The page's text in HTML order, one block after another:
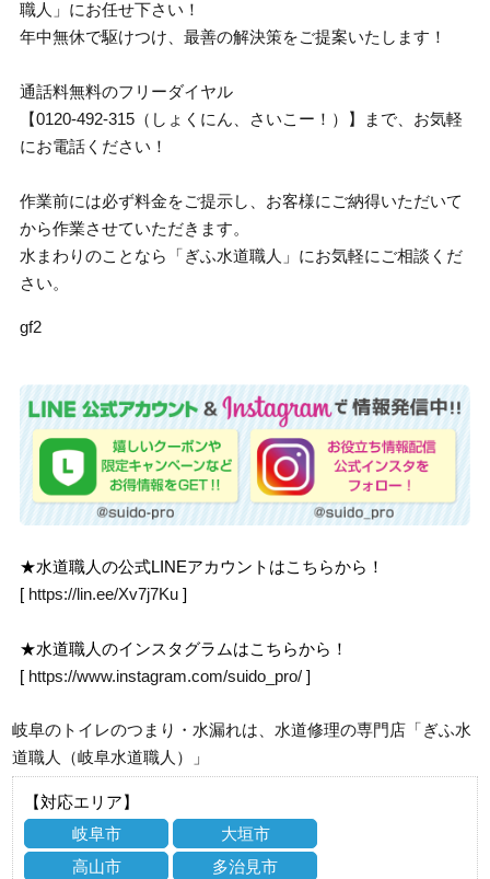
職人」にお任せ下さい！
年中無休で駆けつけ、最善の解決策をご提案いたします！
通話料無料のフリーダイヤル
【0120-492-315（しょくにん、さいこー！）】まで、お気軽
にお電話ください！
作業前には必ず料金をご提示し、お客様にご納得いただいて
から作業させていただきます。
水まわりのことなら「ぎふ水道職人」にお気軽にご相談くだ
さい。
gf2
★水道職人の公式LINEアカウントはこちらから！
[ https://lin.ee/Xv7j7Ku ]
★水道職人のインスタグラムはこちらから！
[ https://www.instagram.com/suido_pro/ ]
岐阜のトイレのつまり・水漏れは、水道修理の専門店「ぎふ水
道職人（岐阜水道職人）」
【対応エリア】
岐阜市
大垣市
高山市
多治見市